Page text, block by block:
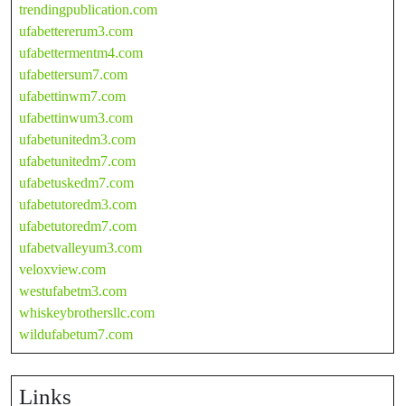
trendingpublication.com
ufabettererum3.com
ufabettermentm4.com
ufabettersum7.com
ufabettinwm7.com
ufabettinwum3.com
ufabetunitedm3.com
ufabetunitedm7.com
ufabetuskedm7.com
ufabetutoredm3.com
ufabetutoredm7.com
ufabetvalleyum3.com
veloxview.com
westufabetm3.com
whiskeybrothersllc.com
wildufabetum7.com
Links